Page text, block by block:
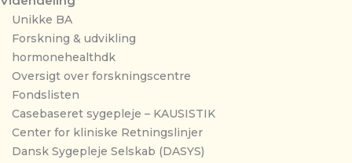
Unikke BA
Forskning & udvikling
hormonehealthdk
Oversigt over forskningscentre
Fondslisten
Casebaseret sygepleje – KAUSISTIK
Center for kliniske Retningslinjer
Dansk Sygepleje Selskab (DASYS)